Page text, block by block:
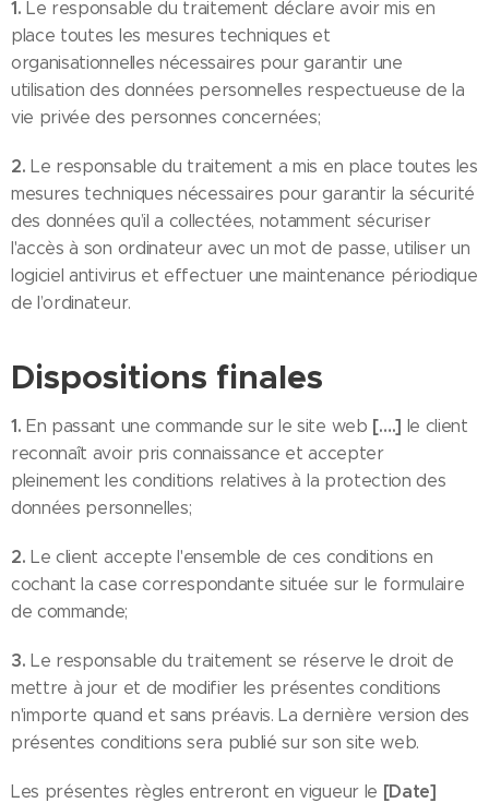
1. Le responsable du traitement déclare avoir mis en
place toutes les mesures techniques et
organisationnelles nécessaires pour garantir une
utilisation des données personnelles respectueuse de la
vie privée des personnes concernées;
2. Le responsable du traitement a mis en place toutes les
mesures techniques nécessaires pour garantir la sécurité
des données qu’il a collectées, notamment sécuriser
l'accès à son ordinateur avec un mot de passe, utiliser un
logiciel antivirus et effectuer une maintenance périodique
de l’ordinateur.
Dispositions finales
1. En passant une commande sur le site web [….] le client
reconnaît avoir pris connaissance et accepter
pleinement les conditions relatives à la protection des
données personnelles;
2. Le client accepte l'ensemble de ces conditions en
cochant la case correspondante située sur le formulaire
de commande;
3. Le responsable du traitement se réserve le droit de
mettre à jour et de modifier les présentes conditions
n'importe quand et sans préavis. La dernière version des
présentes conditions sera publié sur son site web.
Les présentes règles entreront en vigueur le [Date]